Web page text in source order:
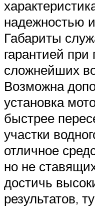
надежностью
Габариты
гарантией
сложнейших
Возможна
установка
быстрее
участки
отличное
но не
достичь
результатов,